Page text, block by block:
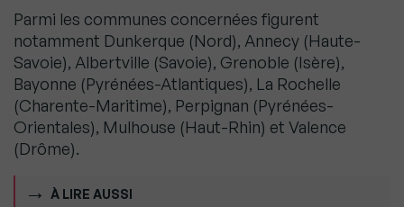
Parmi les communes concernées figurent
notamment Dunkerque (Nord), Annecy (Haute-
Savoie), Albertville (Savoie), Grenoble (Isère),
Bayonne (Pyrénées-Atlantiques), La Rochelle
(Charente-Maritime), Perpignan (Pyrénées-
Orientales), Mulhouse (Haut-Rhin) et Valence
(Drôme).
À LIRE AUSSI